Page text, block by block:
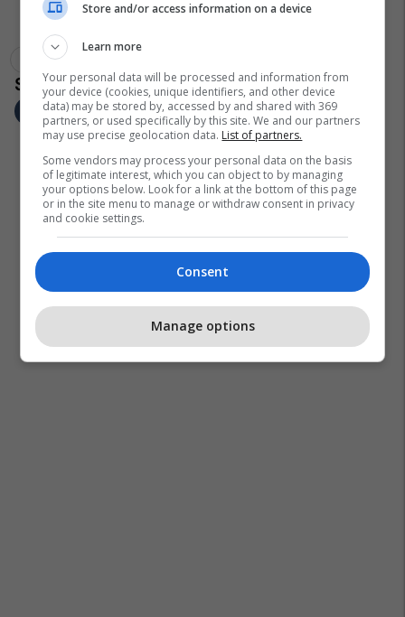
Serbia
Store and/or access information on a device
Learn more
Your personal data will be processed and information from
your device (cookies, unique identifiers, and other device
data) may be stored by, accessed by and shared with 369
partners, or used specifically by this site. We and our partners
may use precise geolocation data. List of partners.
Some vendors may process your personal data on the basis
of legitimate interest, which you can object to by managing
your options below. Look for a link at the bottom of this page
or in the site menu to manage or withdraw consent in privacy
and cookie settings.
Consent
Manage options